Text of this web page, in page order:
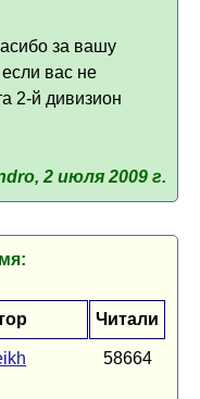
за вашу
если вас не
2-й дивизион
2 июля 2009 г.
Читали
58664